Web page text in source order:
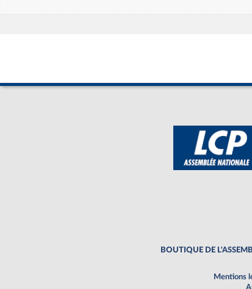
BOUTIQUE DE
Mentions